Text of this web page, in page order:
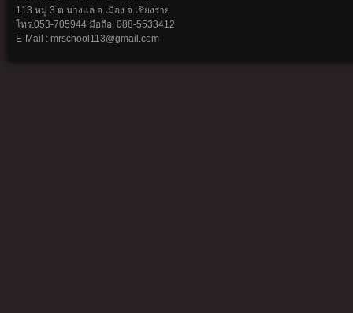
113 หมู่ 3 ต.นางแล อ.เมือง จ.เชียงราย
โทร.053-705944 มือถือ. 088-5533412
E-Mail : mrschool113@gmail.com